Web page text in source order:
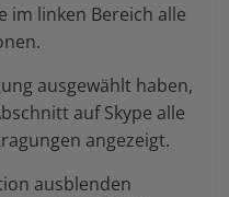
im linken Bereich alle
ausgewählt haben,
auf Skype alle
angezeigt.
ausblenden